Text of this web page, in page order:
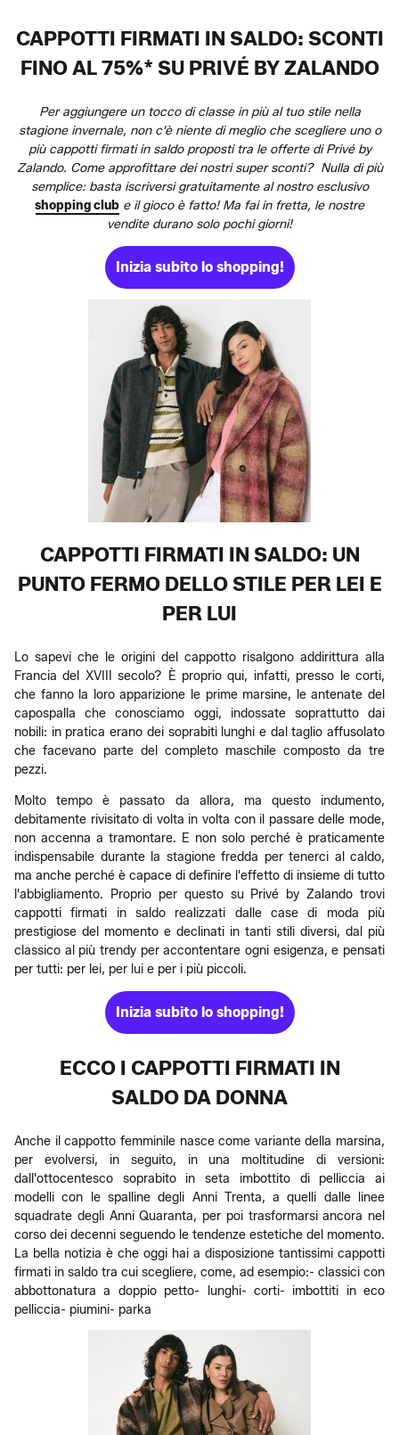
CAPPOTTI FIRMATI IN SALDO: SCONTI
FINO AL 75%* SU PRIVÉ BY ZALANDO
Per aggiungere un tocco di classe in più al tuo stile nella
stagione invernale, non c'è niente di meglio che scegliere uno o
più cappotti firmati in saldo proposti tra le offerte di Privé by
Zalando. Come approfittare dei nostri super sconti? Nulla di più
semplice: basta iscriversi gratuitamente al nostro esclusivo
shopping club e il gioco è fatto! Ma fai in fretta, le nostre
vendite durano solo pochi giorni!
Inizia subito lo shopping!
CAPPOTTI FIRMATI IN SALDO: UN
PUNTO FERMO DELLO STILE PER LEI E
PER LUI
Lo sapevi che le origini del cappotto risalgono addirittura alla
Francia del XVIII secolo? È proprio qui, infatti, presso le corti,
che fanno la loro apparizione le prime marsine, le antenate del
capospalla che conosciamo oggi, indossate soprattutto dai
nobili: in pratica erano dei soprabiti lunghi e dal taglio affusolato
che facevano parte del completo maschile composto da tre
pezzi.
Molto tempo è passato da allora, ma questo indumento,
debitamente rivisitato di volta in volta con il passare delle mode,
non accenna a tramontare. E non solo perché è praticamente
indispensabile durante la stagione fredda per tenerci al caldo,
ma anche perché è capace di definire l'effetto di insieme di tutto
l'abbigliamento. Proprio per questo su Privé by Zalando trovi
cappotti firmati in saldo realizzati dalle case di moda più
prestigiose del momento e declinati in tanti stili diversi, dal più
classico al più trendy per accontentare ogni esigenza, e pensati
per tutti: per lei, per lui e per i più piccoli.
Inizia subito lo shopping!
ECCO I CAPPOTTI FIRMATI IN
SALDO DA DONNA
Anche il cappotto femminile nasce come variante della marsina,
per evolversi, in seguito, in una moltitudine di versioni:
dall'ottocentesco soprabito in seta imbottito di pelliccia ai
modelli con le spalline degli Anni Trenta, a quelli dalle linee
squadrate degli Anni Quaranta, per poi trasformarsi ancora nel
corso dei decenni seguendo le tendenze estetiche del momento.
La bella notizia è che oggi hai a disposizione tantissimi cappotti
firmati in saldo tra cui scegliere, come, ad esempio:- classici con
abbottonatura a doppio petto- lunghi- corti- imbottiti in eco
pelliccia- piumini- parka